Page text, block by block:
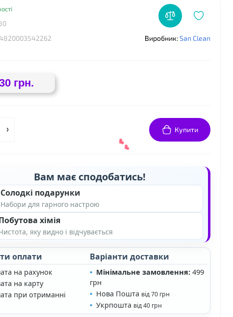
Виробник:San Clean
грн.
Купити
Вам має сподобатись!
Солодкі подарунки
Набори для гарного настрою
хімія
яку видно і відчувається
оплати
на рахунок
на карту
при отриманні
Варіанти доставки
Мінімальне замовлення:499
грн
Нова Пошта від 70 грн
Укрпошта від 40 грн
❤
❤